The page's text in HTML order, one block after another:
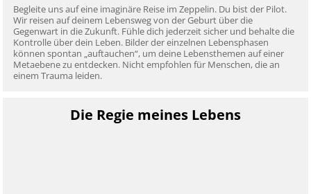
Begleite uns auf eine imaginäre Reise im Zeppelin. Du bist der Pilot.
Wir reisen auf deinem Lebensweg von der Geburt über die
Gegenwart in die Zukunft. Fühle dich jederzeit sicher und behalte die
Kontrolle über dein Leben. Bilder der einzelnen Lebensphasen
können spontan „auftauchen“, um deine Lebensthemen auf einer
Metaebene zu entdecken. Nicht empfohlen für Menschen, die an
einem Trauma leiden.
Die Regie meines Lebens